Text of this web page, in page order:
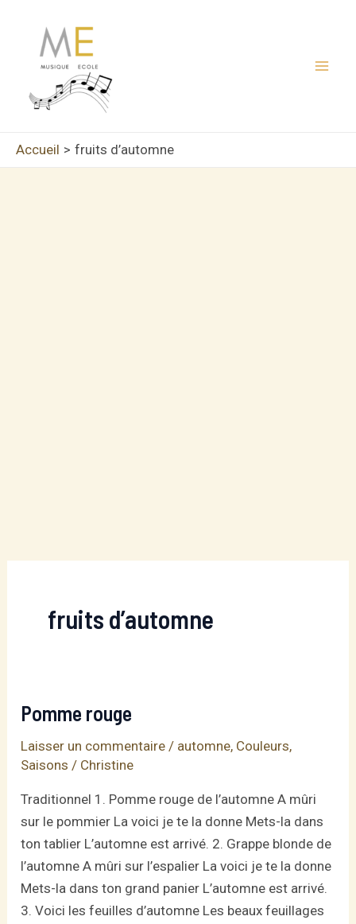
contenu
Accueil fruits d’automne
fruits d’automne
Pomme rouge
Laisser un commentaire / automne, Couleurs,
Saisons / Christine
Traditionnel 1. Pomme rouge de l’automne A mûri
sur le pommier La voici je te la donne Mets-la dans
ton tablier L’automne est arrivé. 2. Grappe blonde de
l’automne A mûri sur l’espalier La voici je te la donne
Mets-la dans ton grand panier L’automne est arrivé.
3. Voici les feuilles d’automne Les beaux feuillages